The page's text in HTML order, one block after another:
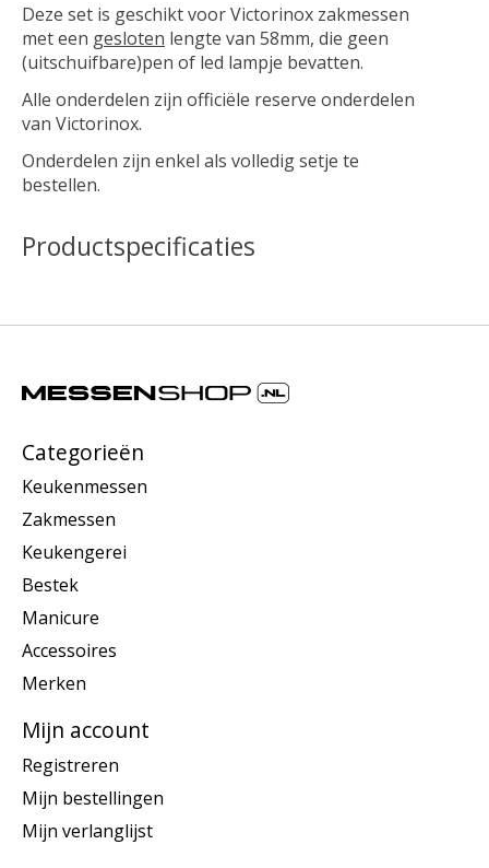
Deze set is geschikt voor Victorinox zakmessen
met een gesloten lengte van 58mm, die geen
(uitschuifbare)pen of led lampje bevatten.
Alle onderdelen zijn officiële reserve onderdelen
van Victorinox.
Onderdelen zijn enkel als volledig setje te
bestellen.
Productspecificaties
Categorieën
Keukenmessen
Zakmessen
Keukengerei
Bestek
Manicure
Accessoires
Merken
Mijn account
Registreren
Mijn bestellingen
Mijn verlanglijst